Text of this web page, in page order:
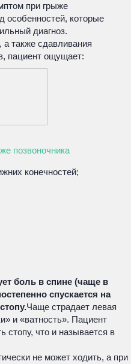
при грыже
особенностей, которые
диагноз.
а также сдавливания
пациент ощущает:
позвоночника
конечностей;
боль в спине (чаще в
спускается на
Чаще страдает левая
и «ватность». Пациент
стопу, что и называется в
не может ходить, а при